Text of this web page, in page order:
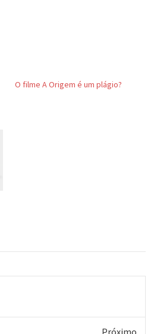
O filme A Origem é um plágio?
Próximo